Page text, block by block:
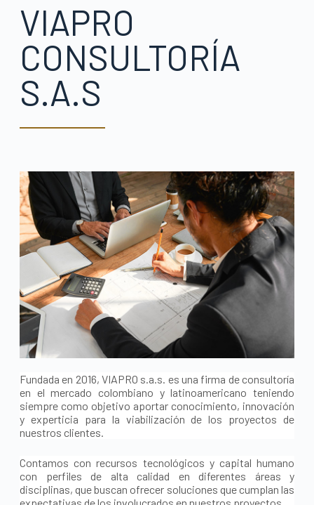
VIAPRO
CONSULTORÍA
S.A.S
Fundada en 2016, VIAPRO s.a.s. es una firma de consultoría
en el mercado colombiano y latinoamericano teniendo
siempre como objetivo aportar conocimiento, innovación
y experticia para la viabilización de los proyectos de
nuestros clientes.
Contamos con recursos tecnológicos y capital humano
con perfiles de alta calidad en diferentes áreas y
disciplinas, que buscan ofrecer soluciones que cumplan las